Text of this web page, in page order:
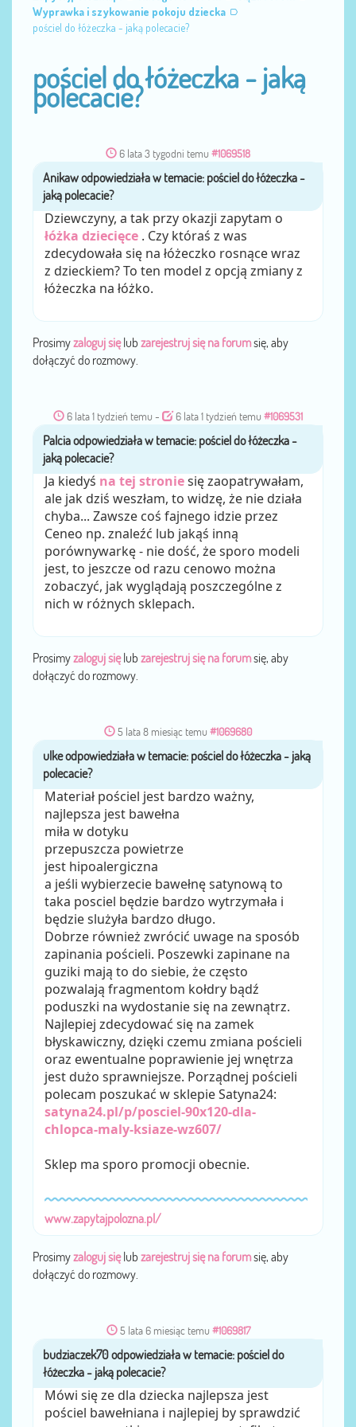
Wyprawka i szykowanie pokoju dziecka
pościel do łóżeczka - jaką polecacie?
pościel do łóżeczka - jaką
polecacie?
6 lata 3 tygodni temu #1069518
przezAnikaw
Dziewczyny, a tak przy okazji zapytam o
łóżka dziecięce . Czy któraś z was
zdecydowała się na łóżeczko rosnące wraz
z dzieckiem? To ten model z opcją zmiany z
łóżeczka na łóżko.
Prosimyzaloguj sięlub zarejestruj się na forumsię, aby
dołączyć do rozmowy.
6 lata 1 tydzień temu - 6 lata 1 tydzień temu #1069531
przezPalcia
Ja kiedyś na tej stroniesię zaopatrywałam,
ale jak dziś weszłam, to widzę, że nie działa
chyba... Zawsze coś fajnego idzie przez
Ceneo np. znaleźć lub jakąś inną
porównywarkę - nie dość, że sporo modeli
jest, to jeszcze od razu cenowo można
zobaczyć, jak wyglądają poszczególne z
nich w różnych sklepach.
Prosimyzaloguj sięlub zarejestruj się na forumsię, aby
dołączyć do rozmowy.
5 lata 8 miesiąc temu #1069680
przezulke
Materiał pościel jest bardzo ważny,
najlepsza jest bawełna
miła w dotyku
przepuszcza powietrze
jest hipoalergiczna
a jeśli wybierzecie bawełnę satynową to
taka posciel będzie bardzo wytrzymała i
będzie slużyła bardzo długo.
Dobrze również zwrócić uwage na sposób
zapinania pościeli. Poszewki zapinane na
guziki mają to do siebie, że często
pozwalają fragmentom kołdry bądź
poduszki na wydostanie się na zewnątrz.
Najlepiej zdecydować się na zamek
błyskawiczny, dzięki czemu zmiana pościeli
oraz ewentualne poprawienie jej wnętrza
jest dużo sprawniejsze. Porządnej pościeli
polecam poszukać w sklepie Satyna24:
satyna24.pl/p/posciel-90x120-dla-
chlopca-maly-ksiaze-wz607/
Sklep ma sporo promocji obecnie.
www.zapytajpolozna.pl/
Prosimyzaloguj sięlub zarejestruj się na forumsię, aby
dołączyć do rozmowy.
5 lata 6 miesiąc temu #1069817
przezbudziaczek70
Mówi się ze dla dziecka najlepsza jest
pościel bawełniana i najlepiej by sprawdzić